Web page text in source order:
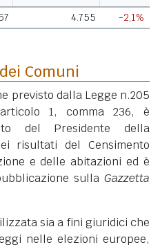
4.755 -2,1%
Comuni
previsto dalla Legge n.205
1, comma 236, è
del Presidente della
risultati del Censimento
e delle abitazioni ed è
sulla Gazzetta
sia a fini giuridici che
nelle elezioni europee,